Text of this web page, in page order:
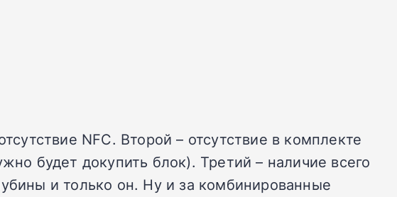
NFC. Второй – отсутствие в комплекте
будет докупить блок). Третий – наличие всего
и только он. Ну и за комбинированные